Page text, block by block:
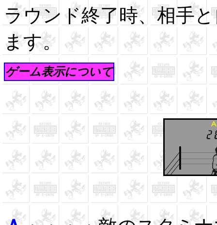
ラウンド終了時、相手
ます。
ゲーム表示について